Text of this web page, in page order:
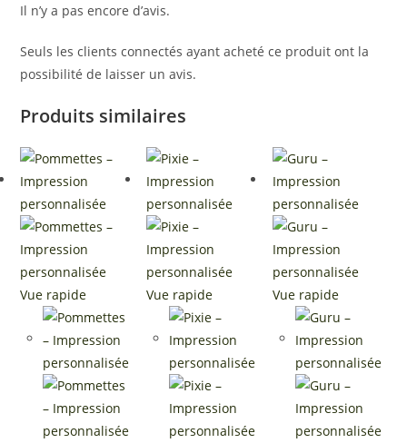
Il n’y a pas encore d’avis.
Seuls les clients connectés ayant acheté ce produit ont la
possibilité de laisser un avis.
Produits similaires
Vue rapide Vue rapide Vue rapide